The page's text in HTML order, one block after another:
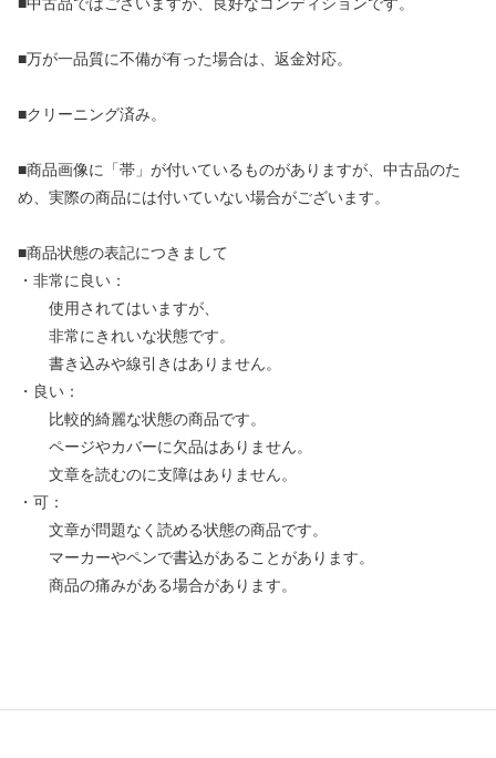
■万が一品質に不備が有った場合は、返金対応。
■クリーニング済み。
■商品画像に「帯」が付いているものがありますが、中古品のた
め、実際の商品には付いていない場合がございます。
■商品状態の表記につきまして
・非常に良い：
使用されてはいますが、
非常にきれいな状態です。
書き込みや線引きはありません。
・良い：
比較的綺麗な状態の商品です。
ページやカバーに欠品はありません。
文章を読むのに支障はありません。
・可：
文章が問題なく読める状態の商品です。
マーカーやペンで書込があることがあります。
商品の痛みがある場合があります。